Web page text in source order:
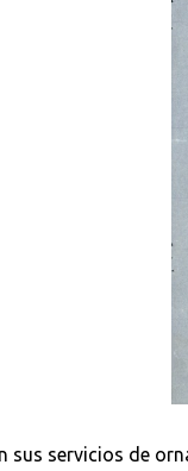
sus servicios de